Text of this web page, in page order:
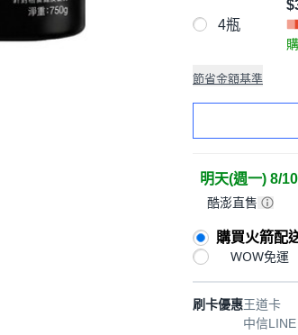
4瓶
節省金額基準
明天(週一) 8/10
酷澎直售
購買火箭配
WOW免運
刷卡優惠王道卡
中信